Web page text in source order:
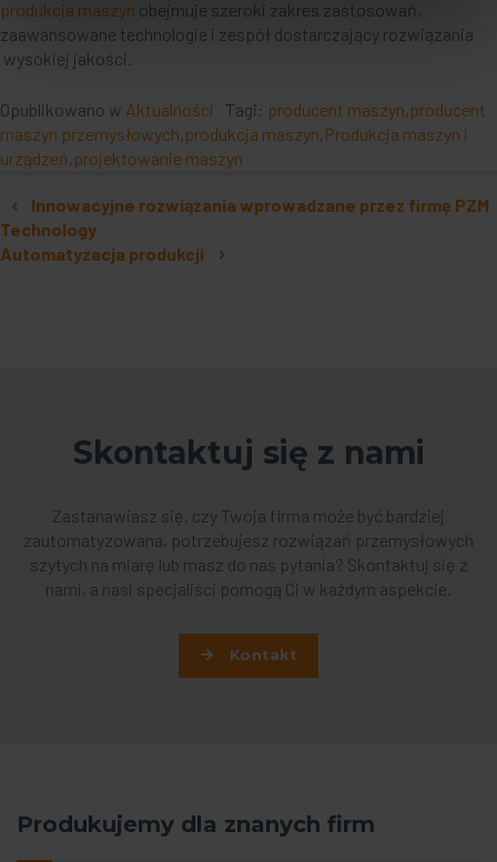
produkcja maszyn obejmuje szeroki zakres zastosowań,
zaawansowane technologie i zespół dostarczający rozwiązania
wysokiej jakości.
Opublikowano w Aktualności Tagi: producent maszyn,producent
maszyn przemysłowych,produkcja maszyn,Produkcja maszyn i
urządzeń,projektowanie maszyn
Innowacyjne rozwiązania wprowadzane przez firmę PZM
Technology
Automatyzacja produkcji
Skontaktuj się z nami
Zastanawiasz się, czy Twoja firma może być bardziej
zautomatyzowana, potrzebujesz rozwiązań przemysłowych
szytych na miarę lub masz do nas pytania? Skontaktuj się z
nami, a nasi specjaliści pomogą Ci w każdym aspekcie.
Kontakt
Produkujemy dla znanych firm